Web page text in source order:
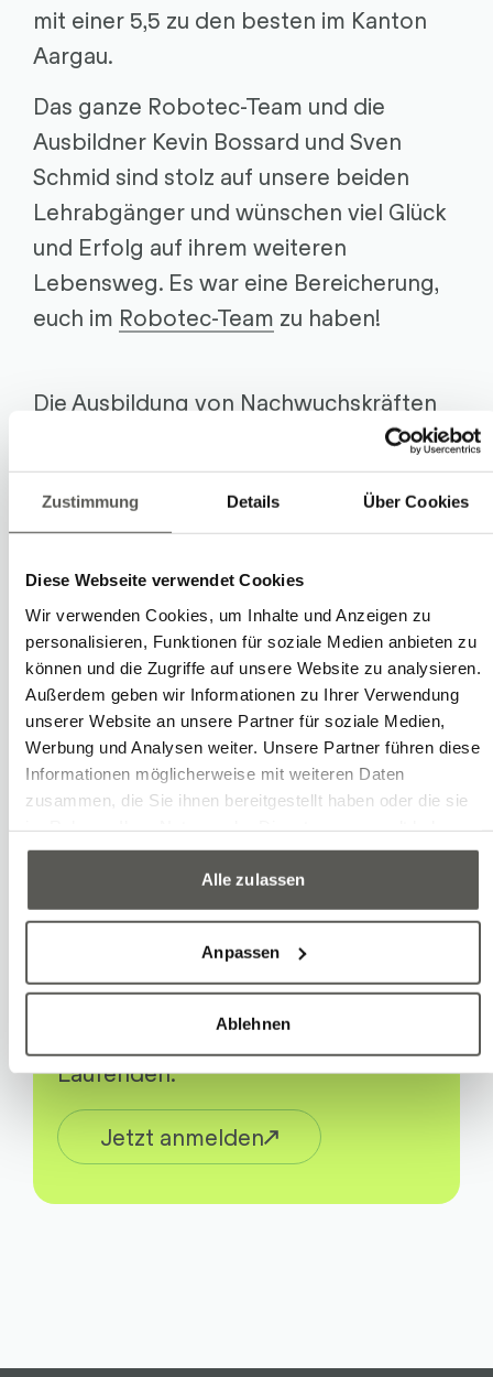
Zustimmung Details Über Cookies
Diese Webseite verwendet Cookies
Wir verwenden Cookies, um Inhalte und Anzeigen zu
personalisieren, Funktionen für soziale Medien anbieten zu
können und die Zugriffe auf unsere Website zu analysieren.
Außerdem geben wir Informationen zu Ihrer Verwendung
unserer Website an unsere Partner für soziale Medien,
Werbung und Analysen weiter. Unsere Partner führen diese
Informationen möglicherweise mit weiteren Daten
zusammen, die Sie ihnen bereitgestellt haben oder die sie
Alle zulassen
Anpassen
Ablehnen
mit einer 5,5 zu den besten im Kanton
Aargau.
Das ganze Robotec-Team und die
Ausbildner Kevin Bossard und Sven
Schmid sind stolz auf unsere beiden
Lehrabgänger und wünschen viel Glück
und Erfolg auf ihrem weiteren
Lebensweg. Es war eine Bereicherung,
euch im Robotec-Team zu haben!
Die Ausbildung von Nachwuchskräften
ist uns ein grosses Anliegen und gehört
seit Jahren zur Philosophie unseres
Unternehmens. So bietet Robotec in
SeonLehrstellen in zwei Berufenan:
Automatiker:in EFZ und Konstrukteur:in
EFZ.
Aktuell ist keine Stelle offen. Ab Sommer
2028 wird eine Lehrstelle als
Konstrukteur:in EFZ verfügbar sein.
Robotec Newsletter
Neue Cases, Expertenwissen und
Aktuelles von Robotec: Mit
unserem vierteljährlichen
Newsletter bleiben Sie auf dem
Laufenden.
Jetzt anmelden